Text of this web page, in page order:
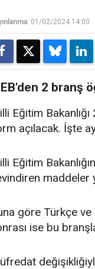
01/02/2024 14:00
2 branş
Eğitim
açılacak. İşte
Eğitim
maddeler
göre Türkçe
ise bu